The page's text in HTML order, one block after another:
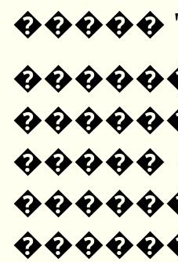
�����
�����